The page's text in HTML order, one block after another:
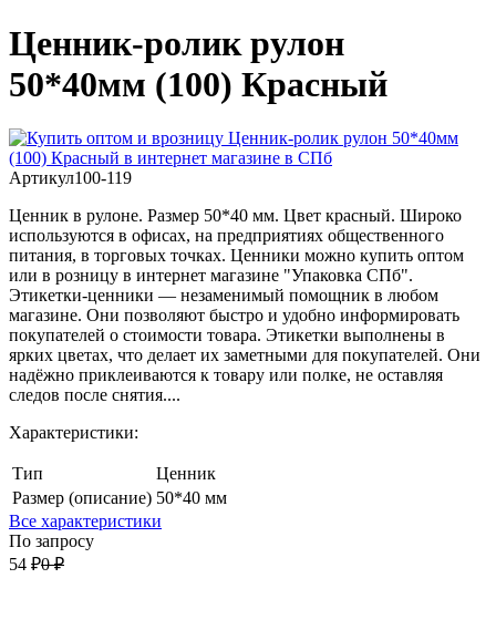
Ценник-ролик рулон
50*40мм (100) Красный
Артикул100-119
Ценник в рулоне. Размер 50*40 мм. Цвет красный. Широко
используются в офисах, на предприятиях общественного
питания, в торговых точках. Ценники можно купить оптом
или в розницу в интернет магазине "Упаковка СПб".
Этикетки-ценники — незаменимый помощник в любом
магазине. Они позволяют быстро и удобно информировать
покупателей о стоимости товара. Этикетки выполнены в
ярких цветах, что делает их заметными для покупателей. Они
надёжно приклеиваются к товару или полке, не оставляя
следов после снятия....
Характеристики:
Тип
Ценник
Размер (описание) 50*40 мм
Все характеристики
По запросу
54 ₽0 ₽